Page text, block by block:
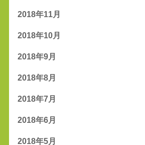
2018年11月
2018年10月
2018年9月
2018年8月
2018年7月
2018年6月
2018年5月